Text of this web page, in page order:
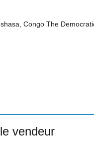
Congo The
vendeur